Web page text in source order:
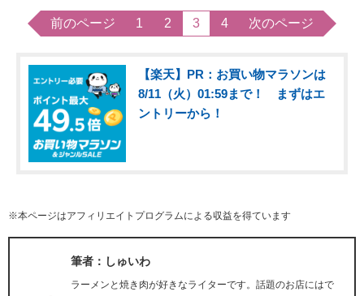
前のページ 1 2 3 4 次のページ
【楽天】PR：お買い物マラソンは
8/11（火）01:59まで！ まずはエ
ントリーから！
※本ページはアフィリエイトプログラムによる収益を得ています
筆者：しゅいわ
ラーメンと焼き肉が好きなライターです。話題のお店にはで